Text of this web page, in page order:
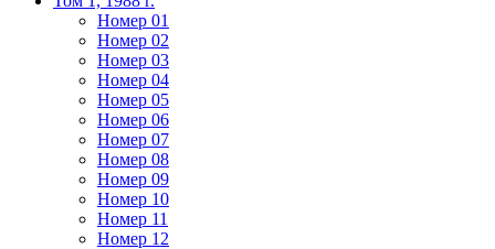
Номер 01
Номер 02
Номер 03
Номер 04
Номер 05
Номер 06
Номер 07
Номер 08
Номер 09
Номер 10
Номер 11
Номер 12